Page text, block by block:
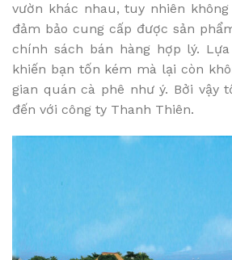
vườn khác nhau, tuy nhiên
đảm bảo cung cấp được sản
chính sách bán hàng hợp lý.
khiến bạn tốn kém mà lại còn
gian quán cà phê như ý. Bởi vậy
đến với công ty Thanh Thiên.